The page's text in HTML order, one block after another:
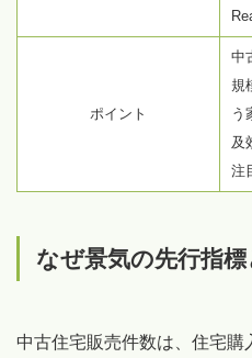
ポイント
中
規
う
及
注
なぜ景気の先行指標
中古住宅販売件数は、住宅